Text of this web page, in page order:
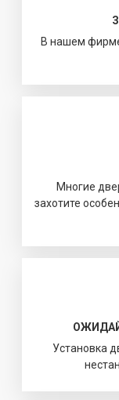
В нашем
Многие
захотите
Установка